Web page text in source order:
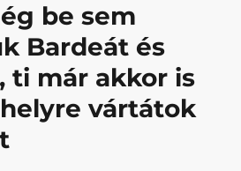
be sem
Bardeát és
ti már akkor is
vártátok